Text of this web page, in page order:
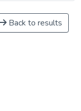
Back to results